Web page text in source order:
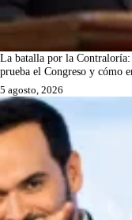
La batalla por la Contraloría:
prueba el Congreso y cómo
5 agosto, 2026